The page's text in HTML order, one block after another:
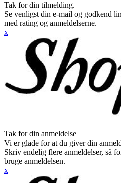
Tak for din tilmelding.
Se venligst din e-mail og godkend
med rating og anmeldelserne.
x
Tak for din anmeldelse
Vi er glade for at du giver din
Skriv endelig flere anmeldelser, så
bruge anmeldelsen.
x